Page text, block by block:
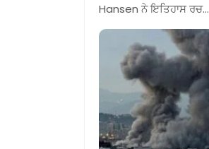
Hansen ਨੇ ਇਤਿਹਾਸ ਰਚ…